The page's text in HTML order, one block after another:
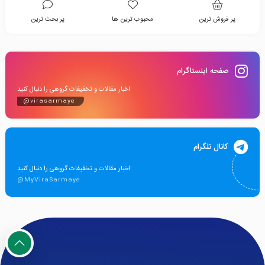
پر فروش ترین محبوب ترین ها پر بحث ترین
صفحه اینستاگرام
اخبار مقالات و تخفیفات گروهی را دنبال کنید
@virasarmaye
کانال تلگرام
اخبار مقالات و تخفیفات گروهی را دنبال کنید
@MyViraSarmaye